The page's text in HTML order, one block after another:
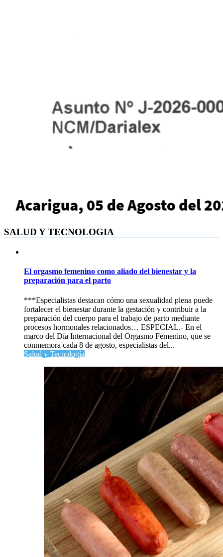
SALUD Y TECNOLOGIA
El orgasmo femenino como aliado del bienestar y la
preparación para el parto
***Especialistas destacan cómo una sexualidad plena puede
fortalecer el bienestar durante la gestación y contribuir a la
preparación del cuerpo para el trabajo de parto mediante
procesos hormonales relacionados… ESPECIAL.- En el
marco del Día Internacional del Orgasmo Femenino, que se
conmemora cada 8 de agosto, especialistas del...
Salud y Tecnología